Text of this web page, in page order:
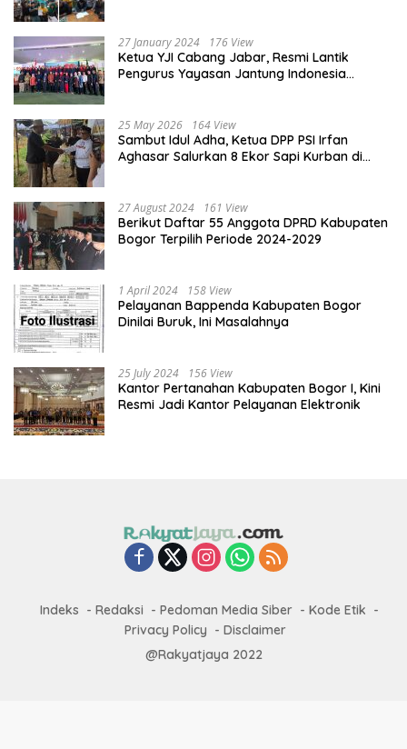
27 January 2024 176 View
Ketua YJI Cabang Jabar, Resmi Lantik
Pengurus Yayasan Jantung Indonesia
25 May 2026 164 View
Sambut Idul Adha, Ketua DPP PSI Irfan
Aghasar Salurkan 8 Ekor Sapi Kurban di
27 August 2024 161 View
Berikut Daftar 55 Anggota DPRD Kabupaten
Bogor Terpilih Periode 2024-2029
1 April 2024 158 View
Pelayanan Bappenda Kabupaten Bogor
Dinilai Buruk, Ini Masalahnya
25 July 2024 156 View
Kantor Pertanahan Kabupaten Bogor I, Kini
Resmi Jadi Kantor Pelayanan Elektronik
Indeks Redaksi Pedoman Media Siber
Kode Etik
Privacy Policy
Disclaimer
@Rakyatjaya 2022